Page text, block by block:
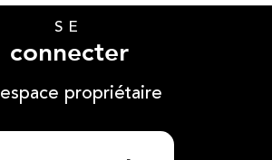
SE
connecter
espace propriétaire